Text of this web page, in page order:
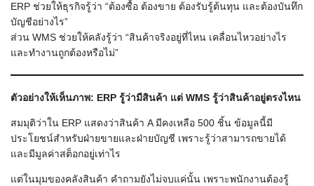
ERP ช่วยให้ธุรกิจรู้ว่า “ต้องซื้อ ต้องขาย ต้องรับรู้ต้นทุน และต้องบันทึก
บัญชีอย่างไร”
ส่วน WMS ช่วยให้คลังรู้ว่า “สินค้าจริงอยู่ที่ไหน เคลื่อนไหวอย่างไร
และทำงานถูกต้องหรือไม่”
ตัวอย่างให้เห็นภาพ: ERP รู้ว่ามีสินค้า แต่ WMS รู้ว่าสินค้าอยู่ตรงไหน
สมมุติว่าใน ERP แสดงว่าสินค้า A มีคงเหลือ 500 ชิ้น ข้อมูลนี้มี
ประโยชน์สำหรับฝ่ายขายและฝ่ายบัญชี เพราะรู้ว่าสามารถขายได้
และมีมูลค่าสต็อกอยู่เท่าไร
แต่ในมุมของคลังสินค้า คำถามยังไม่จบแค่นั้น เพราะพนักงานต้องรู้